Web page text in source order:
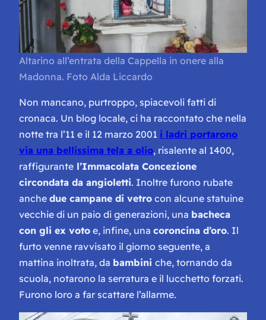
Altarino all’entrata della Cappella in onere alla
Madonna. Foto Alda Liccardo
Non mancano, purtroppo, spiacevoli fatti di
cronaca. Un blog locale, ci ha raccontato che nella
notte tra l’11 e il 12 marzo 2001 i ladri portarono
via una bellissima tela a olio, risalente al 1400,
raffigurante l’Immacolata Concezione
circondata da angioletti. Inoltre furono rubate
anche due campane di vetro con alcune statuine
vecchie di un paio di generazioni, una bacheca
con gli ex voto e, infine, una coroncina d’oro. Il
furto venne ravvisato il giorno seguente, a
mattina inoltrata, da bambini che, tornando da
scuola, notarono la serratura e il lucchetto forzati.
Furono loro a far scattare l’allarme.